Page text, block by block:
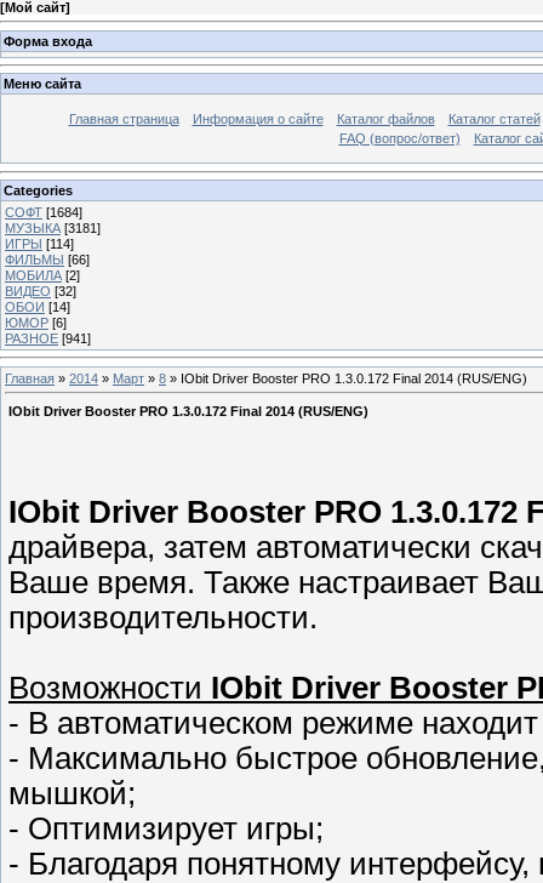
[Мой сайт]
Форма входа
Меню сайта
Главная страница Информация о сайте Каталог файлов
Каталог статей
FAQ (вопрос/ответ)
Каталог
Categories
СОФТ [1684]
МУЗЫКА [3181]
ИГРЫ [114]
ФИЛЬМЫ [66]
МОБИЛА [2]
ВИДЕО [32]
ОБОИ [14]
ЮМОР [6]
РАЗНОЕ [941]
Главная » 2014 » Март » 8 » IObit Driver Booster PRO 1.3.0.172 Final 2014 (RUS/ENG)
IObit Driver Booster PRO 1.3.0.172 Final 2014 (RUS/ENG)
IObit Driver Booster PRO 1.3.0.172
драйвера, затем автоматически
Ваше время. Также настраивает
производительности.
Возможности IObit Driver Booster
- В автоматическом режиме
- Максимально быстрое
мышкой;
- Оптимизирует игры;
- Благодаря понятному интерфейсу,